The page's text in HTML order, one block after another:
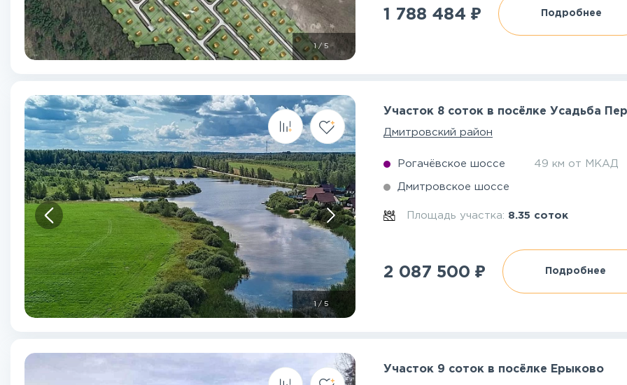
1 / 5
1 788 484 ₽ Подробнее
1/5
Участок 8 соток в посёлке Усадьба
Дмитровский район
Рогачёвское шоссе 49 км от МКАД
Дмитровское шоссе
Площадь участка: 8.35 соток
2 087 500 ₽ Подробнее
Участок 9 соток в посёлке Ерыково